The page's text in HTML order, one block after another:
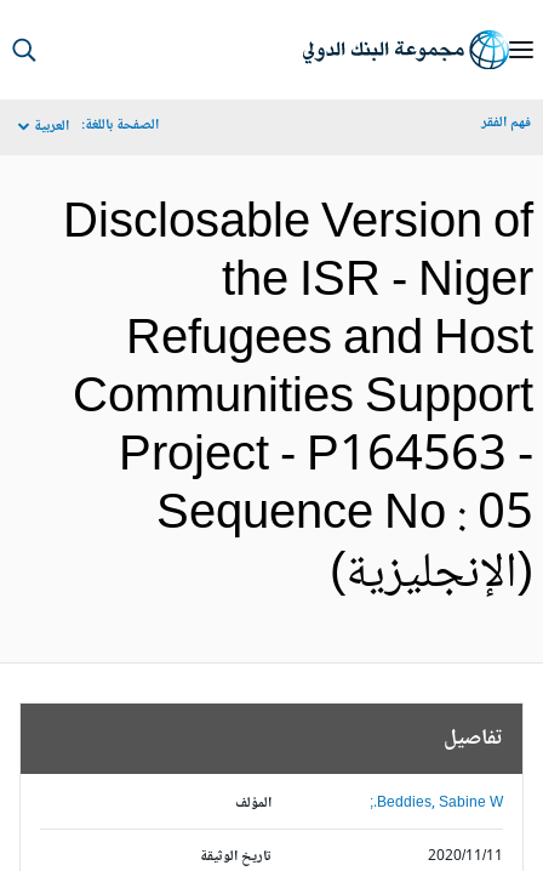
الفقر الصفحة باللغة: العربية
Disclosable Version
the ISR -
Refugees and
Communities
Project - P164563
Sequence No :
تفاصيل
المؤلف Beddies, Sabine W.;
تاريخ الوثيقة 2020/11/11